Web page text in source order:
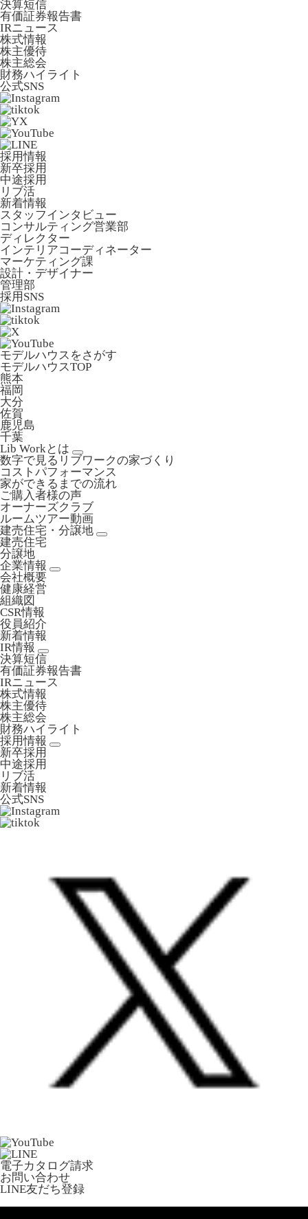
決算短信
有価証券報告書
IRニュース
株式情報
株主優待
株主総会
財務ハイライト
公式SNS
採用情報
新卒採用
中途採用
リブ活
新着情報
スタッフインタビュー
コンサルティング営業部
ディレクター
インテリアコーディネーター
マーケティング課
設計・デザイナー
管理部
採用SNS
モデルハウスをさがす
モデルハウスTOP
熊本
福岡
大分
佐賀
鹿児島
千葉
Lib Workとは
数字で見るリブワークの家づくり
コストパフォーマンス
家ができるまでの流れ
ご購入者様の声
オーナーズクラブ
ルームツアー動画
建売住宅・分譲地
建売住宅
分譲地
企業情報
会社概要
健康経営
組織図
CSR情報
役員紹介
新着情報
IR情報
決算短信
有価証券報告書
IRニュース
株式情報
株主優待
株主総会
財務ハイライト
採用情報
新卒採用
中途採用
リブ活
新着情報
公式SNS
電子カタログ請求
お問い合わせ
LINE友だち登録